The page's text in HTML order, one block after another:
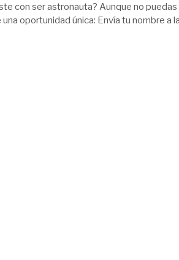
con ser astronauta? Aunque no
oportunidad única: Envía tu nombre a la